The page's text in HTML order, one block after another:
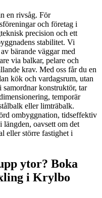
en rivsåg. För
och företag i
precision och ett
stabilitet. Vi
bärande väggar med
via balkar, pelare och
krav. Med oss får du en
kök och vardagsrum, utan
konstruktör, tar
temporär
eller limträbalk.
ombyggnation, tidseffektiv
oavsett om det
eller större fastighet i
ytor? Boka
i Krylbo